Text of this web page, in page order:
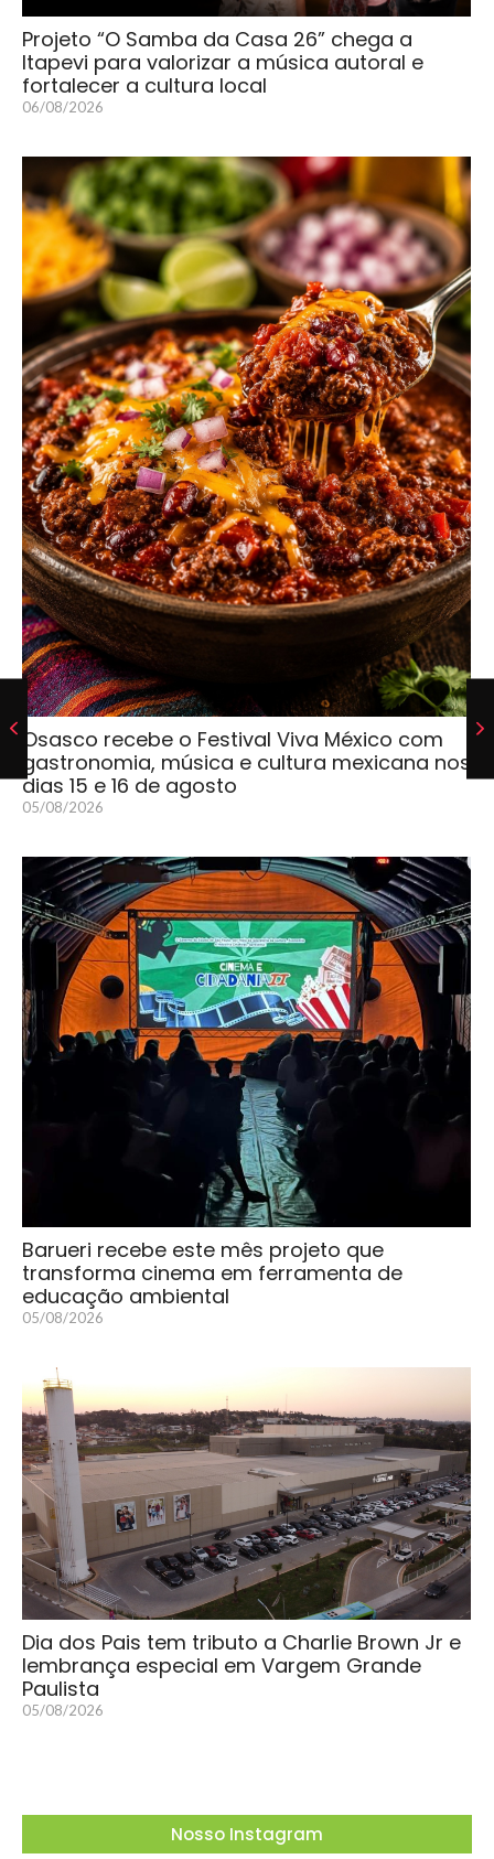
Projeto “O Samba da Casa 26” chega a
Itapevi para valorizar a música autoral e
fortalecer a cultura local
06/08/2026
Osasco recebe o Festival Viva México com
gastronomia, música e cultura mexicana nos
dias 15 e 16 de agosto
05/08/2026
Barueri recebe este mês projeto que
transforma cinema em ferramenta de
educação ambiental
05/08/2026
Dia dos Pais tem tributo a Charlie Brown Jr e
lembrança especial em Vargem Grande
Paulista
05/08/2026
Nosso Instagram